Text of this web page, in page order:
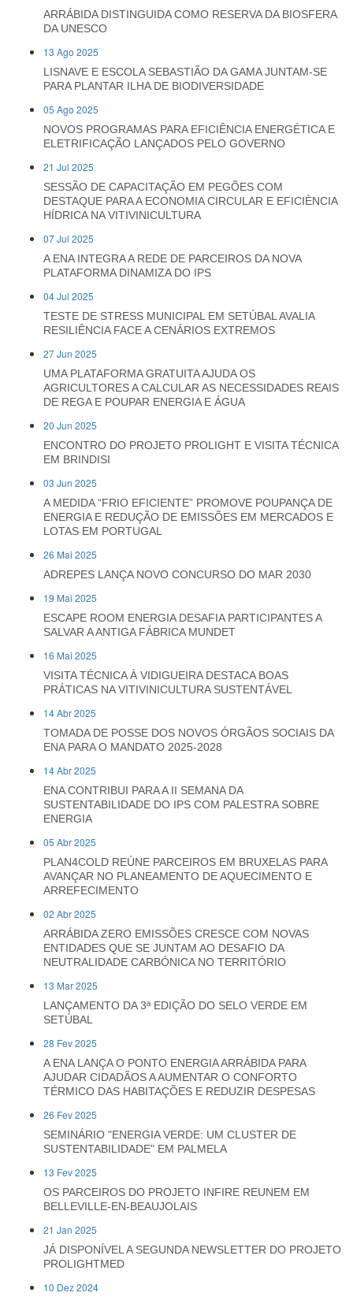
ARRÁBIDA DISTINGUIDA COMO RESERVA DA BIOSFERA
DA UNESCO
13 Ago 2025
LISNAVE E ESCOLA SEBASTIÃO DA GAMA JUNTAM-SE
PARA PLANTAR ILHA DE BIODIVERSIDADE
05 Ago 2025
NOVOS PROGRAMAS PARA EFICIÊNCIA ENERGÉTICA E
ELETRIFICAÇÃO LANÇADOS PELO GOVERNO
21 Jul 2025
SESSÃO DE CAPACITAÇÃO EM PEGÕES COM
DESTAQUE PARA A ECONOMIA CIRCULAR E EFICIÈNCIA
HÍDRICA NA VITIVINICULTURA
07 Jul 2025
A ENA INTEGRA A REDE DE PARCEIROS DA NOVA
PLATAFORMA DINAMIZA DO IPS
04 Jul 2025
TESTE DE STRESS MUNICIPAL EM SETÚBAL AVALIA
RESILIÊNCIA FACE A CENÁRIOS EXTREMOS
27 Jun 2025
UMA PLATAFORMA GRATUITA AJUDA OS
AGRICULTORES A CALCULAR AS NECESSIDADES REAIS
DE REGA E POUPAR ENERGIA E ÁGUA
20 Jun 2025
ENCONTRO DO PROJETO PROLIGHT E VISITA TÉCNICA
EM BRINDISI
03 Jun 2025
A MEDIDA “FRIO EFICIENTE” PROMOVE POUPANÇA DE
ENERGIA E REDUÇÃO DE EMISSÕES EM MERCADOS E
LOTAS EM PORTUGAL
26 Mai 2025
ADREPES LANÇA NOVO CONCURSO DO MAR 2030
19 Mai 2025
ESCAPE ROOM ENERGIA DESAFIA PARTICIPANTES A
SALVAR A ANTIGA FÁBRICA MUNDET
16 Mai 2025
VISITA TÉCNICA À VIDIGUEIRA DESTACA BOAS
PRÁTICAS NA VITIVINICULTURA SUSTENTÁVEL
14 Abr 2025
TOMADA DE POSSE DOS NOVOS ÓRGÃOS SOCIAIS DA
ENA PARA O MANDATO 2025-2028
14 Abr 2025
ENA CONTRIBUI PARA A II SEMANA DA
SUSTENTABILIDADE DO IPS COM PALESTRA SOBRE
ENERGIA
05 Abr 2025
PLAN4COLD REÚNE PARCEIROS EM BRUXELAS PARA
AVANÇAR NO PLANEAMENTO DE AQUECIMENTO E
ARREFECIMENTO
02 Abr 2025
ARRÁBIDA ZERO EMISSÕES CRESCE COM NOVAS
ENTIDADES QUE SE JUNTAM AO DESAFIO DA
NEUTRALIDADE CARBÓNICA NO TERRITÓRIO
13 Mar 2025
LANÇAMENTO DA 3ª EDIÇÃO DO SELO VERDE EM
SETÚBAL
28 Fev 2025
A ENA LANÇA O PONTO ENERGIA ARRÁBIDA PARA
AJUDAR CIDADÃOS A AUMENTAR O CONFORTO
TÉRMICO DAS HABITAÇÕES E REDUZIR DESPESAS
26 Fev 2025
SEMINÁRIO "ENERGIA VERDE: UM CLUSTER DE
SUSTENTABILIDADE" EM PALMELA
13 Fev 2025
OS PARCEIROS DO PROJETO INFIRE REUNEM EM
BELLEVILLE-EN-BEAUJOLAIS
21 Jan 2025
JÁ DISPONÍVEL A SEGUNDA NEWSLETTER DO PROJETO
PROLIGHTMED
10 Dez 2024